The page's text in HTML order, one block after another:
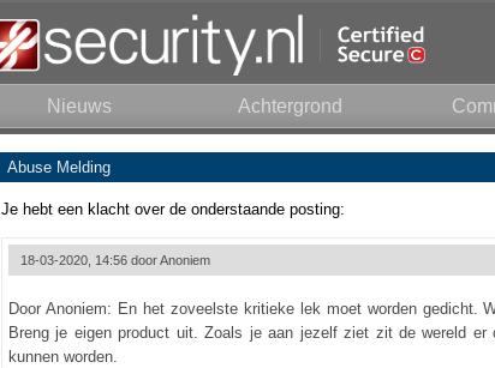
Nieuws Achtergrond
Abuse Melding
Je hebt een klacht over de onderstaande posting:
18-03-2020, 14:56 doorAnoniem
Door Anoniem: En het zoveelste kritieke lek moet worden gedicht.
Breng je eigen product uit. Zoals je aan jezelf ziet zit de wereld
kunnen worden.